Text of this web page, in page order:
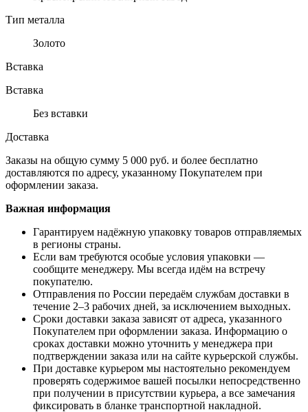
Тип металла
Золото
Вставка
Вставка
Без вставки
Доставка
Заказы на общую сумму 5 000 руб. и более бесплатно
доставляются по адресу, указанному Покупателем при
оформлении заказа.
Важная информация
Гарантируем надёжную упаковку товаров отправляемых
в регионы страны.
Если вам требуются особые условия упаковки —
сообщите менеджеру. Мы всегда идём на встречу
покупателю.
Отправления по России передаём службам доставки в
течение 2–3 рабочих дней, за исключением выходных.
Сроки доставки заказа зависят от адреса, указанного
Покупателем при оформлении заказа. Информацию о
сроках доставки можно уточнить у менеджера при
подтверждении заказа или на сайте курьерской службы.
При доставке курьером мы настоятельно рекомендуем
проверять содержимое вашей посылки непосредственно
при получении в присутствии курьера, а все замечания
фиксировать в бланке транспортной накладной.